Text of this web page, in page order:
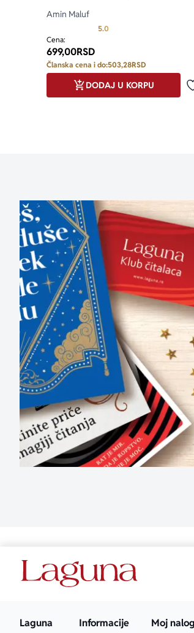
Amin Maluf
5.0
Cena:
699,00RSD
Članska cena i do:503,28RSD
DODAJ U KORPU
Laguna
Informacije
Moj nalog